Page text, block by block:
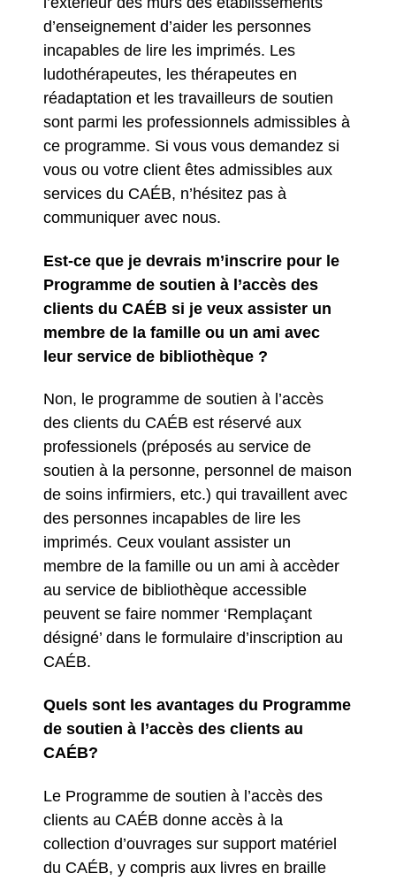
d’enseignement d’aider les personnes
incapables de lire les imprimés. Les
ludothérapeutes, les thérapeutes en
réadaptation et les travailleurs de soutien
sont parmi les professionnels admissibles à
ce programme. Si vous vous demandez si
vous ou votre client êtes admissibles aux
services du CAÉB, n’hésitez pas à
communiquer avec nous.
Est-ce que je devrais m’inscrire pour le
Programme de soutien à l’accès des
clients du CAÉB si je veux assister un
membre de la famille ou un ami avec
leur service de bibliothèque ?
Non, le programme de soutien à l’accès
des clients du CAÉB est réservé aux
professionels (préposés au service de
soutien à la personne, personnel de maison
de soins infirmiers, etc.) qui travaillent avec
des personnes incapables de lire les
imprimés. Ceux voulant assister un
membre de la famille ou un ami à accèder
au service de bibliothèque accessible
peuvent se faire nommer ‘Remplaçant
désigné’ dans le formulaire d’inscription au
CAÉB.
Quels sont les avantages du Programme
de soutien à l’accès des clients au
CAÉB?
Le Programme de soutien à l’accès des
clients au CAÉB donne accès à la
collection d’ouvrages sur support matériel
du CAÉB, y compris aux livres en braille